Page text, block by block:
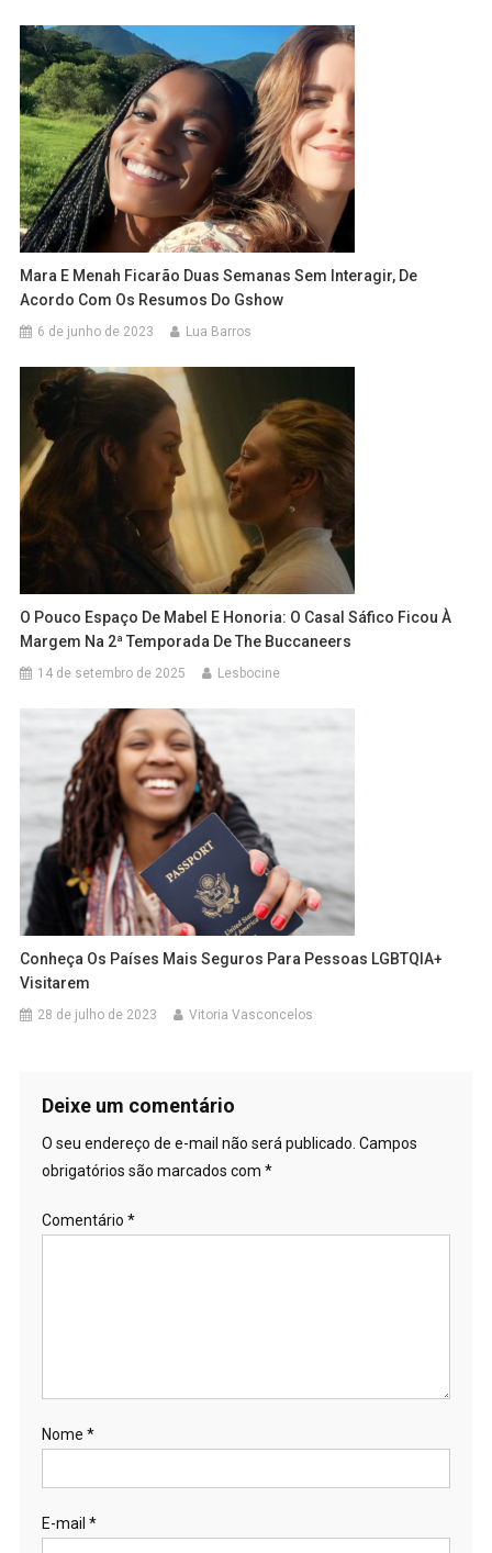
Mara E Menah Ficarão Duas Semanas Sem Interagir, De
Acordo Com Os Resumos Do Gshow
6 de junho de 2023 Lua Barros
O Pouco Espaço De Mabel E Honoria: O Casal Sáfico Ficou À
Margem Na 2ª Temporada De The Buccaneers
14 de setembro de 2025 Lesbocine
Conheça Os Países Mais Seguros Para Pessoas LGBTQIA+
Visitarem
28 de julho de 2023 Vitoria Vasconcelos
Deixe um comentário
O seu endereço de e-mail não será publicado. Campos
obrigatórios são marcados com *
Comentário *
Nome *
E-mail *